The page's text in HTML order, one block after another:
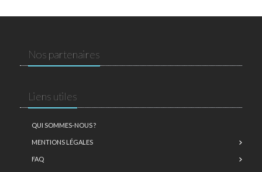
Nos partenaires
Liens utiles
QUI SOMMES-NOUS ?
MENTIONS LÉGALES
FAQ